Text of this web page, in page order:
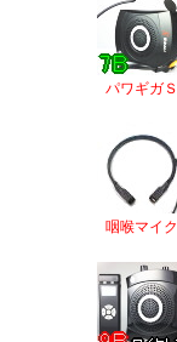
パワギガＳ
咽喉マイク